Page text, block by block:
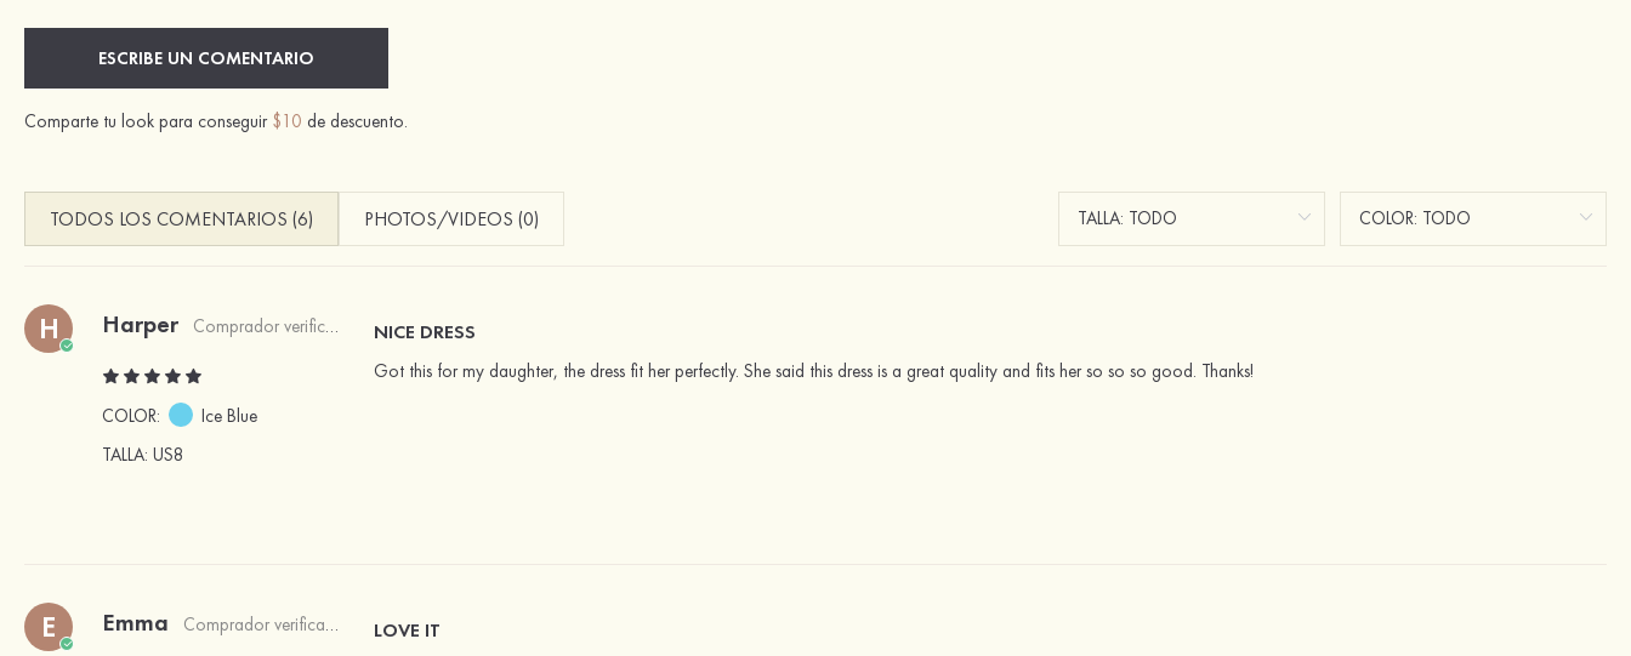
ESCRIBE UN COMENTARIO
Comparte tu look para conseguir $10 de descuento.
TODOS LOS COMENTARIOS (6) PHOTOS/VIDEOS (0)
H Harper Comprador verificado
COLOR:
Ice Blue
TALLA: US8
NICE DRESS
Got this for my daughter, the dress fit her perfectly. She said this dress is a great quality and fits her so so so good. Thanks!
E Emma Comprador verificado LOVE IT